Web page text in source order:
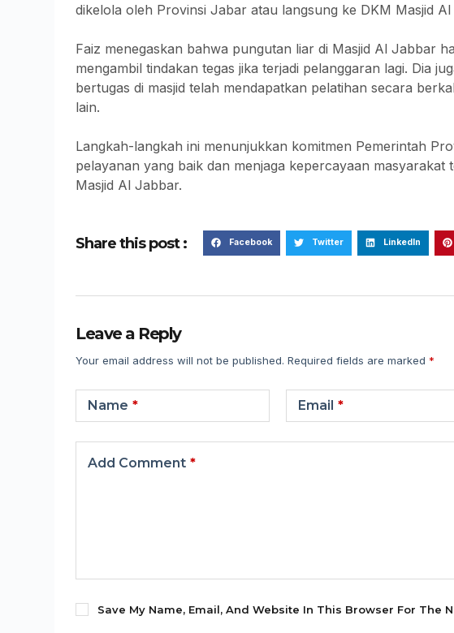
dikelola oleh Provinsi Jabar atau langsung ke DKM Masjid
Faiz menegaskan bahwa pungutan liar di Masjid Al Jabbar
mengambil tindakan tegas jika terjadi pelanggaran lagi. Dia
bertugas di masjid telah mendapatkan pelatihan secara
lain.
Langkah-langkah ini menunjukkan komitmen Pemerintah
pelayanan yang baik dan menjaga kepercayaan masyarakat
Masjid Al Jabbar.
Share this post : Facebook Twitter LinkedIn
Leave a Reply
Your email address will not be published. Required fields are marked *
Name * Email *
Add Comment *
Save My Name, Email, And Website In This Browser For The